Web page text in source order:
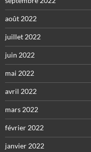
août 2022
juillet 2022
juin 2022
mai 2022
avril 2022
mars 2022
février 2022
janvier 2022